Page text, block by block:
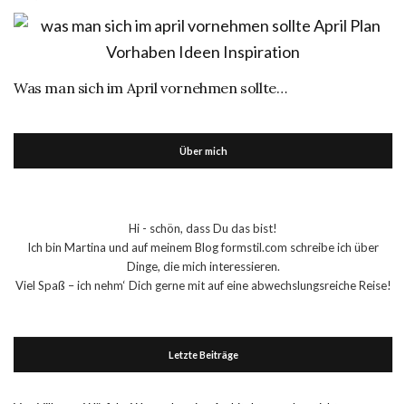
Was man sich im April vornehmen sollte…
Über mich
Hi - schön, dass Du das bist!
Ich bin Martina und auf meinem Blog formstil.com schreibe ich über
Dinge, die mich interessieren.
Viel Spaß – ich nehm‘ Dich gerne mit auf eine abwechslungsreiche Reise!
Letzte Beiträge